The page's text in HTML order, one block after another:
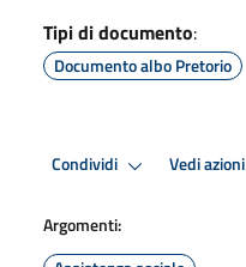
Tipi di documento:
Documento albo Pretorio
Condividi Vedi azioni
Argomenti: